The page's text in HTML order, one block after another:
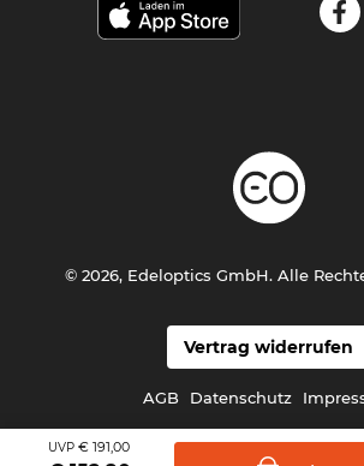
UVP € 191,00
Vertrag widerrufen
AGB Datenschutz
© 2026, Edeloptics GmbH. Alle